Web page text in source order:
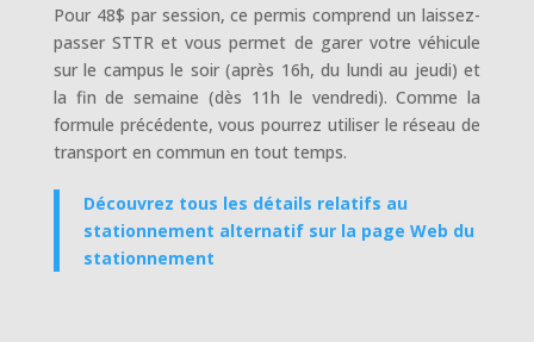
Pour 48$ par session, ce permis comprend un laissez-
passer STTR et vous permet de garer votre véhicule
sur le campus le soir (après 16h, du lundi au jeudi) et
la fin de semaine (dès 11h le vendredi). Comme la
formule précédente, vous pourrez utiliser le réseau de
transport en commun en tout temps.
Découvrez tous les détails relatifs au
stationnement alternatif sur la page Web du
stationnement